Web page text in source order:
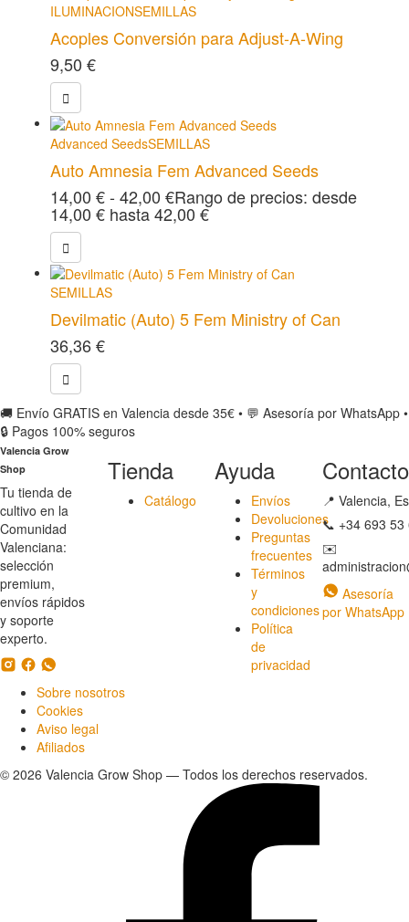
ILUMINACIONSEMILLAS
Acoples Conversión para Adjust-A-Wing
9,50 €
Advanced SeedsSEMILLAS
Auto Amnesia Fem Advanced Seeds
14,00 €- 42,00 €Rango de precios: desde
14,00 € hasta 42,00 €
SEMILLAS
Devilmatic (Auto) 5 Fem Ministry of Can
36,36€
🚚 Envío GRATIS en Valencia desde 35€ • 💬 Asesoría por WhatsApp •
🔒 Pagos 100% seguros
Valencia Grow
Shop
Tu tienda de
cultivo en la
Comunidad
Valenciana:
selección
premium,
envíos rápidos
y soporte
experto.
Tienda
Catálogo
Ayuda
Envíos
Devoluciones
Preguntas
frecuentes
Términos
y
condiciones
Política
de
privacidad
Contacto
📍 Valencia,
📞 +34 693 53
✉️
Asesoría
por WhatsApp
Sobre nosotros
Cookies
Aviso legal
Afiliados
© 2026 Valencia Grow Shop — Todos los derechos reservados.